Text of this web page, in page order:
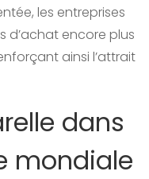
les entreprises
d’achat encore plus
ainsi l’attrait
dans
mondiale